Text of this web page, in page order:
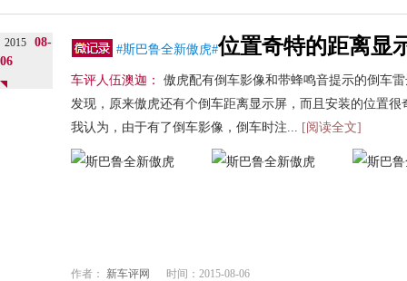
2015
08-
06
#斯巴鲁全新傲虎#位置奇特的距离显
车评人伍澳迦：
傲虎配有倒车影像和带蜂鸣音提示的倒车
发现，原来傲虎还有个倒车距离显示屏，而且安装的位置
我认为，由于有了倒车影像，倒车时注... [阅读全文]
作者： 新车评网 时间：2015-08-06